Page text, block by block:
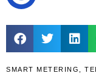
SMART METERING